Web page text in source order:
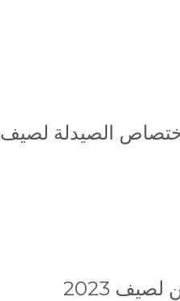
الصيدلة لصيف 2023
2023